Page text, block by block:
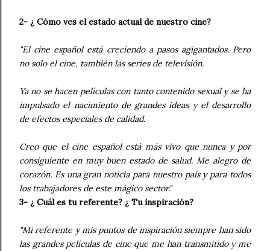
2- ¿ Cómo ves el estado actual de nuestro cine?
"El cine español está creciendo a pasos agigantados. Pero
no solo el cine, también las series de televisión.
Ya no se hacen películas con tanto contenido sexual y se ha
impulsado el nacimiento de grandes ideas y el desarrollo
de efectos especiales de calidad.
Creo que el cine español está más vivo que nunca y por
consiguiente en muy buen estado de salud. Me alegro de
corazón. Es una gran noticia para nuestro país y para todos
los trabajadores de este mágico sector."
3- ¿ Cuál es tu referente? ¿ Tu inspiración?
"Mi referente y mis puntos de inspiración siempre han sido
las grandes películas de cine que me han transmitido y me